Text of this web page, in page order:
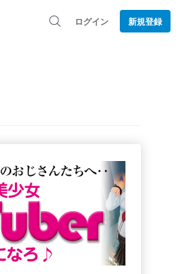
ログイン 新規登録